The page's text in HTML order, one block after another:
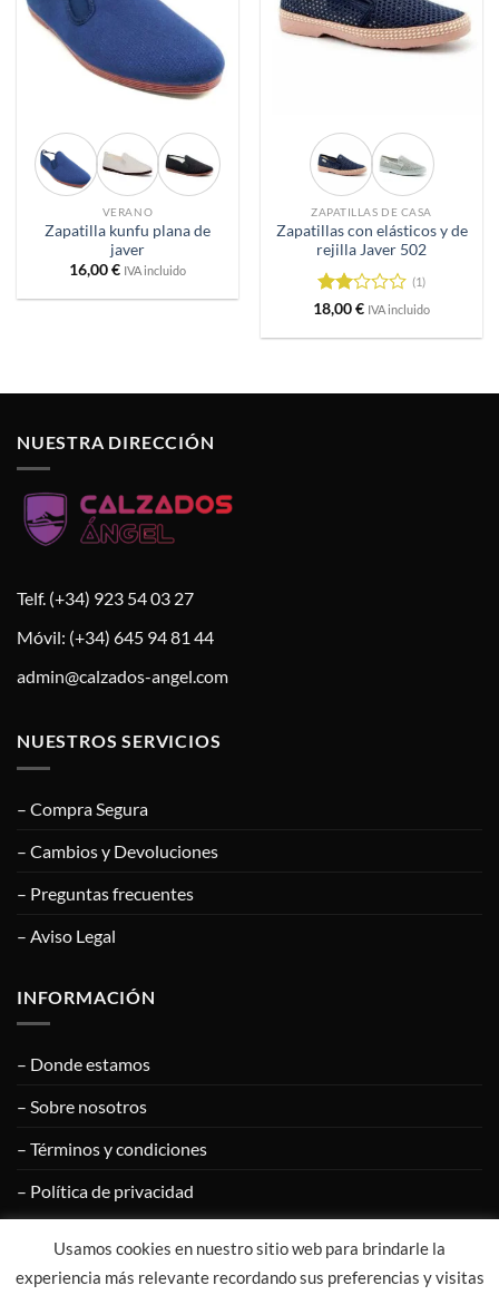
VERANO
Zapatilla kunfu plana de
javer
16,00€ IVA incluido
ZAPATILLAS DE CASA
Zapatillas con elásticos y de
rejilla Javer 502
Valorado
2de
(1)
18,00€ IVA incluido
NUESTRA DIRECCIÓN
Telf. (+34) 923 54 03 27
Móvil: (+34) 645 94 81 44
admin@calzados-angel.com
NUESTROS SERVICIOS
– Compra Segura
– Cambios y Devoluciones
– Preguntas frecuentes
– Aviso Legal
INFORMACIÓN
– Donde estamos
– Sobre nosotros
– Términos y condiciones
– Política de privacidad
Visa PayPal MasterCardGoogle
Apple
Usamos cookies en nuestro sitio web para brindarle la
experiencia más relevante recordando sus preferencias y visitas